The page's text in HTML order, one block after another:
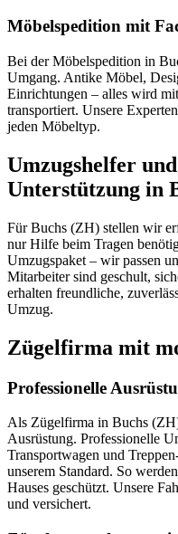
Möbelspedition mit
Bei der Möbelspedition in
Umgang. Antike Möbel,
Einrichtungen – alles wird
transportiert. Unsere
jeden Möbeltyp.
Umzugshelfer
Unterstützung in
Für Buchs (ZH) stellen wir
nur Hilfe beim Tragen
Umzugspaket – wir passen
Mitarbeiter sind geschult,
erhalten freundliche,
Umzug.
Zügelfirma mit
Professionelle
Als Zügelfirma in Buchs
Ausrüstung. Professionelle
Transportwagen und
unserem Standard. So
Hauses geschützt. Unsere
und versichert.